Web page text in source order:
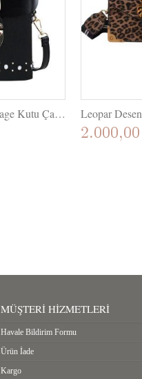
Kırçıllı Siyah Vintage Kutu Çanta Leopar
MÜŞTERI HIZMETLERI
Havale Bildirim Formu
Ürün İade
Kargo